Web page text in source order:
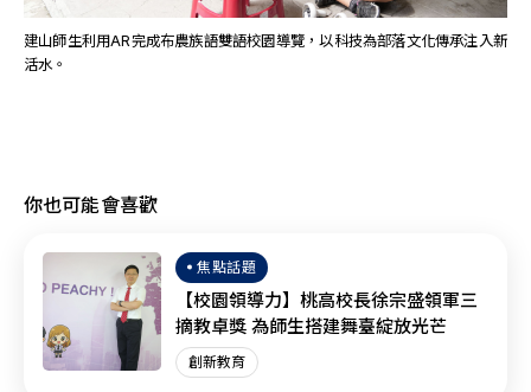
建山師生利用AR完成布農族語雙語校園導覽，以科技為部落文化傳承注入新
活水。
你也可能會喜歡
焦點話題
【校園領導力】桃高校長徐宗盛領軍三
摘教卓獎 為師生搭建舞臺綻放光芒
創新教育